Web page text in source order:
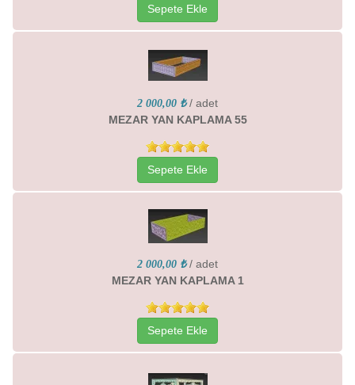
Sepete Ekle
2 000,00 ₺ / adet
MEZAR YAN KAPLAMA 55
Sepete Ekle
2 000,00 ₺ / adet
MEZAR YAN KAPLAMA 1
Sepete Ekle